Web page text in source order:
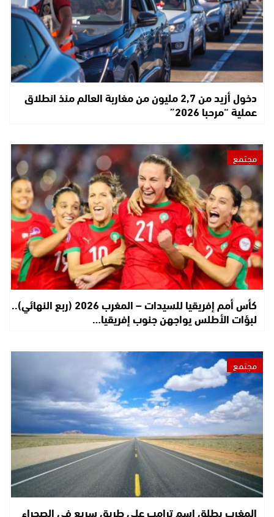
دخول أزيد من 2,7 مليون من مغاربة العالم منذ انطلاق
عملية “مرحبا 2026”
مجتمع
كأس أمم إفريقيا للسيدات – المغرب 2026 (ربع النهائي)..
لبؤات الأطلس يواجهن جنوب إفريقيا…
مجتمع
المغرب يطلق اسم ترامب على طريق سريع في الصحراء